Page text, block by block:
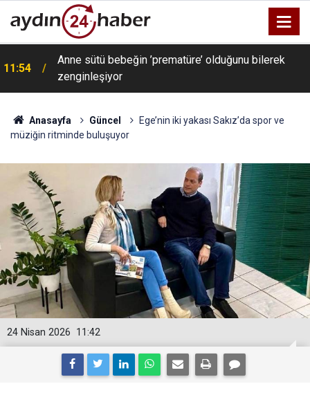
11:54
Anne sütü bebeğin ’prematüre’ olduğunu bilerek
zenginleşiyor
Anasayfa Güncel
Ege’nin iki yakası Sakız’da spor ve
müziğin ritminde buluşuyor
11:42
24 Nisan 2026